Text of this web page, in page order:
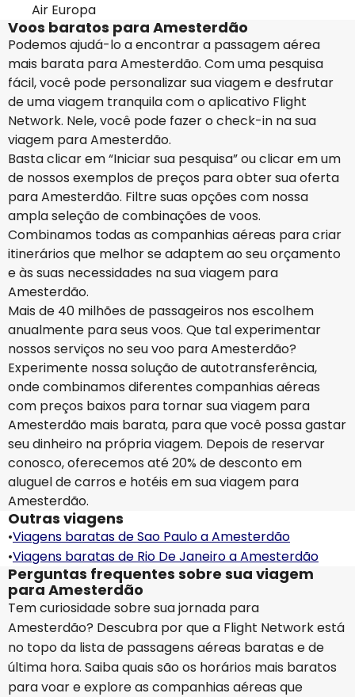
Air Europa
Voos baratos para Amesterdão
Podemos ajudá-lo a encontrar a passagem aérea
mais barata para Amesterdão. Com uma pesquisa
fácil, você pode personalizar sua viagem e desfrutar
de uma viagem tranquila com o aplicativo Flight
Network. Nele, você pode fazer o check-in na sua
viagem para Amesterdão.
Basta clicar em “Iniciar sua pesquisa” ou clicar em um
de nossos exemplos de preços para obter sua oferta
para Amesterdão. Filtre suas opções com nossa
ampla seleção de combinações de voos.
Combinamos todas as companhias aéreas para criar
itinerários que melhor se adaptem ao seu orçamento
e às suas necessidades na sua viagem para
Amesterdão.
Mais de 40 milhões de passageiros nos escolhem
anualmente para seus voos. Que tal experimentar
nossos serviços no seu voo para Amesterdão?
Experimente nossa solução de autotransferência,
onde combinamos diferentes companhias aéreas
com preços baixos para tornar sua viagem para
Amesterdão mais barata, para que você possa gastar
seu dinheiro na própria viagem. Depois de reservar
conosco, oferecemos até 20% de desconto em
aluguel de carros e hotéis em sua viagem para
Amesterdão.
Outras viagens
•Viagens baratas de Sao Paulo a Amesterdão
•Viagens baratas de Rio De Janeiro a Amesterdão
Perguntas frequentes sobre sua viagem
para Amesterdão
Tem curiosidade sobre sua jornada para
Amesterdão? Descubra por que a Flight Network está
no topo da lista de passagens aéreas baratas e de
última hora. Saiba quais são os horários mais baratos
para voar e explore as companhias aéreas que